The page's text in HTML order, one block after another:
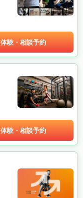
体験・相談予約
体験・相談予約